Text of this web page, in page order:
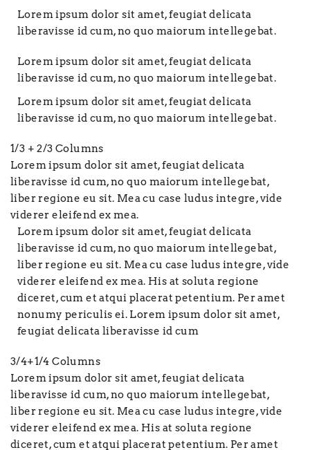
Lorem ipsum dolor sit amet, feugiat delicata
liberavisse id cum, no quo maiorum intellegebat.
Lorem ipsum dolor sit amet, feugiat delicata
liberavisse id cum, no quo maiorum intellegebat.
Lorem ipsum dolor sit amet, feugiat delicata
liberavisse id cum, no quo maiorum intellegebat.
1/3 + 2/3 Columns
Lorem ipsum dolor sit amet, feugiat delicata
liberavisse id cum, no quo maiorum intellegebat,
liber regione eu sit. Mea cu case ludus integre, vide
viderer eleifend ex mea.
Lorem ipsum dolor sit amet, feugiat delicata
liberavisse id cum, no quo maiorum intellegebat,
liber regione eu sit. Mea cu case ludus integre, vide
viderer eleifend ex mea. His at soluta regione
diceret, cum et atqui placerat petentium. Per amet
nonumy periculis ei. Lorem ipsum dolor sit amet,
feugiat delicata liberavisse id cum
3/4+1/4 Columns
Lorem ipsum dolor sit amet, feugiat delicata
liberavisse id cum, no quo maiorum intellegebat,
liber regione eu sit. Mea cu case ludus integre, vide
viderer eleifend ex mea. His at soluta regione
diceret, cum et atqui placerat petentium. Per amet